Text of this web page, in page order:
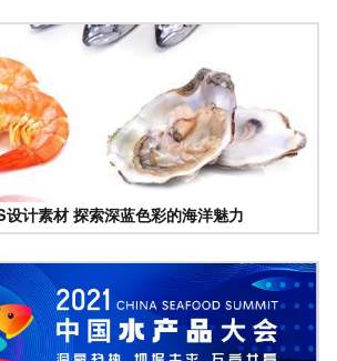
计素材 探索深蓝色彩的海洋魅力